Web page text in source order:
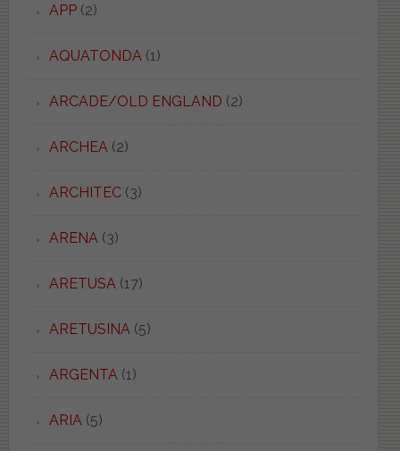
APP(2)
AQUATONDA (1)
ARCADE/OLD ENGLAND (2)
ARCHEA (2)
ARCHITEC(3)
ARENA (3)
ARETUSA (17)
ARETUSINA (5)
ARGENTA (1)
ARIA (5)